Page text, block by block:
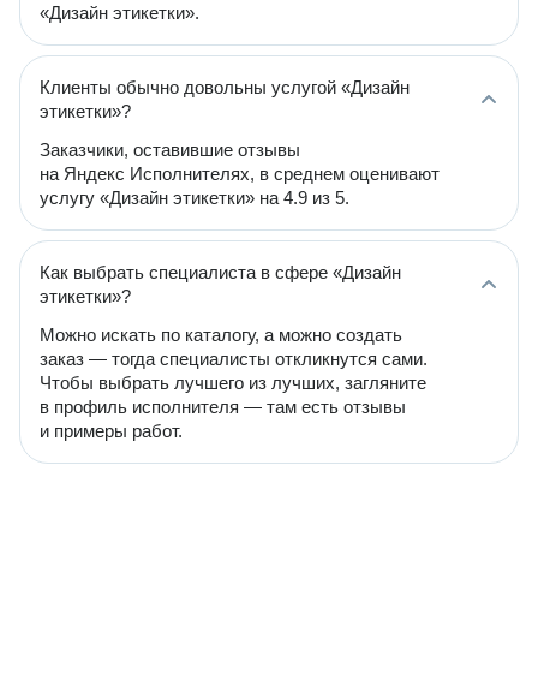
«Дизайн этикетки».
Клиенты обычно довольны услугой «Дизайн
этикетки»?
Заказчики, оставившие отзывы
на Яндекс Исполнителях, в среднем оценивают
услугу «Дизайн этикетки» на 4.9 из 5.
Как выбрать специалиста в сфере «Дизайн
этикетки»?
Можно искать по каталогу, а можно создать
заказ — тогда специалисты откликнутся сами.
Чтобы выбрать лучшего из лучших, загляните
в профиль исполнителя — там есть отзывы
и примеры работ.